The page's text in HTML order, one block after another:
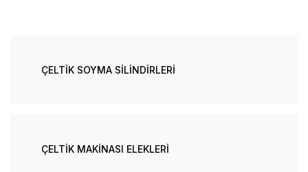
ÇELTİK SOYMA SİLİNDİRLERİ
ÇELTİK MAKİNASI ELEKLERİ